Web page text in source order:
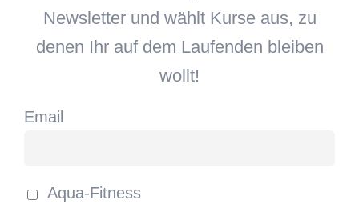
Newsletter und wählt Kurse aus, zu
denen Ihr auf dem Laufenden bleiben
wollt!
Email
Aqua-Fitness